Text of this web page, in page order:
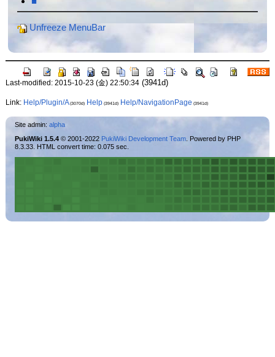
Unfreeze MenuBar
Last-modified: 2015-10-23 (金) 22:50:34(3941d)
Link: Help/Plugin/A(3070d) Help(3941d) Help/NavigationPage (3941d)
Site admin: alpha
PukiWiki 1.5.4© 2001-2022 PukiWiki Development Team. Powered by PHP
8.3.33. HTML convert time: 0.075 sec.